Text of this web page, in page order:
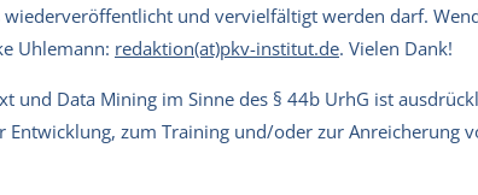
und vervielfältigt werden darf.
Uhlemann: redaktion(at)pkv-institut.de. Vielen Dank!
und Data Mining im Sinne des § 44b UrhG ist
zum Training und/oder zur Anreicherung